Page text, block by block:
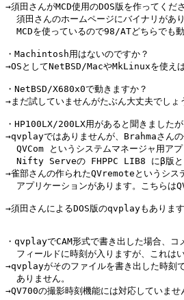
→須田さんがMCD使用のDOS版を作ってくだ
須田さんのホームページにバイナリがあり
MCDを使っているので98/ATどちらでも動
・Machintosh用はないのですか？
→OSとしてNetBSD/MacやMkLinuxを使え
・NetBSD/X680x0で動きますか？
→まだ試していませんがたぶん大丈夫でしょ
・HP100LX/200LX用があると聞きましたが
→qvplayではありませんが、Brahmaさんの
QVCom というシステムマネージャ用アプ
Nifty Serveの FHPPC LIB8 にβ版と
→雀部さんの作られたQVremoteというシス
アプリケーションがあります。こちらは
→須田さんによるDOS版のqvplayもあります
・qvplayでCAM形式で書き出した場合、コ
フィールドに時刻が入りますが、これは
→qvplayがそのファイルを書き出した時刻
  ありません。
→QV700の撮影時刻機能には対応していませ